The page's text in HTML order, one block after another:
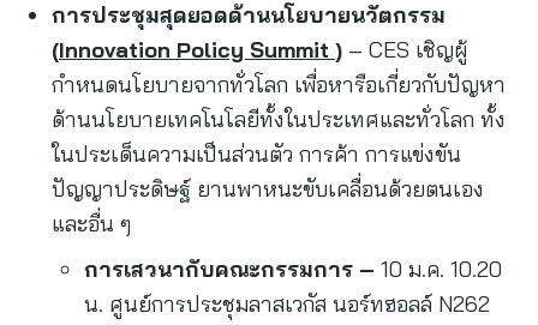
การประชุมสุดยอดด้านนโยบายนวัตกรรม
(Innovation Policy Summit ) – CES เชิญผู้
กำหนดนโยบายจากทั่วโลก เพื่อหารือเกี่ยวกับปัญหา
ด้านนโยบายเทคโนโลยีทั้งในประเทศและทั่วโลก ทั้ง
ในประเด็นความเป็นส่วนตัว การค้า การแข่งขัน
ปัญญาประดิษฐ์ ยานพาหนะขับเคลื่อนด้วยตนเอง
และอื่น ๆ
การเสวนากับคณะกรรมการ – 10 ม.ค. 10.20
น. ศูนย์การประชุมลาสเวกัส นอร์ทฮอลล์ N262